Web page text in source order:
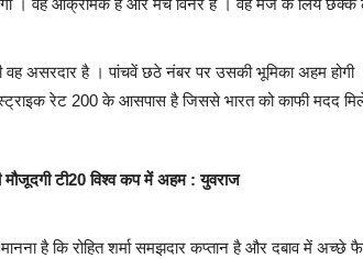
वह असरदार है । पांचवें छठे नंबर पर उसकी भूमिका अहम
रेट 200 के आसपास है जिससे भारत को काफी मदद
टी20 विश्व कप में अहम : युवराज
मानना है कि रोहित शर्मा समझदार कप्तान है और दबाव में